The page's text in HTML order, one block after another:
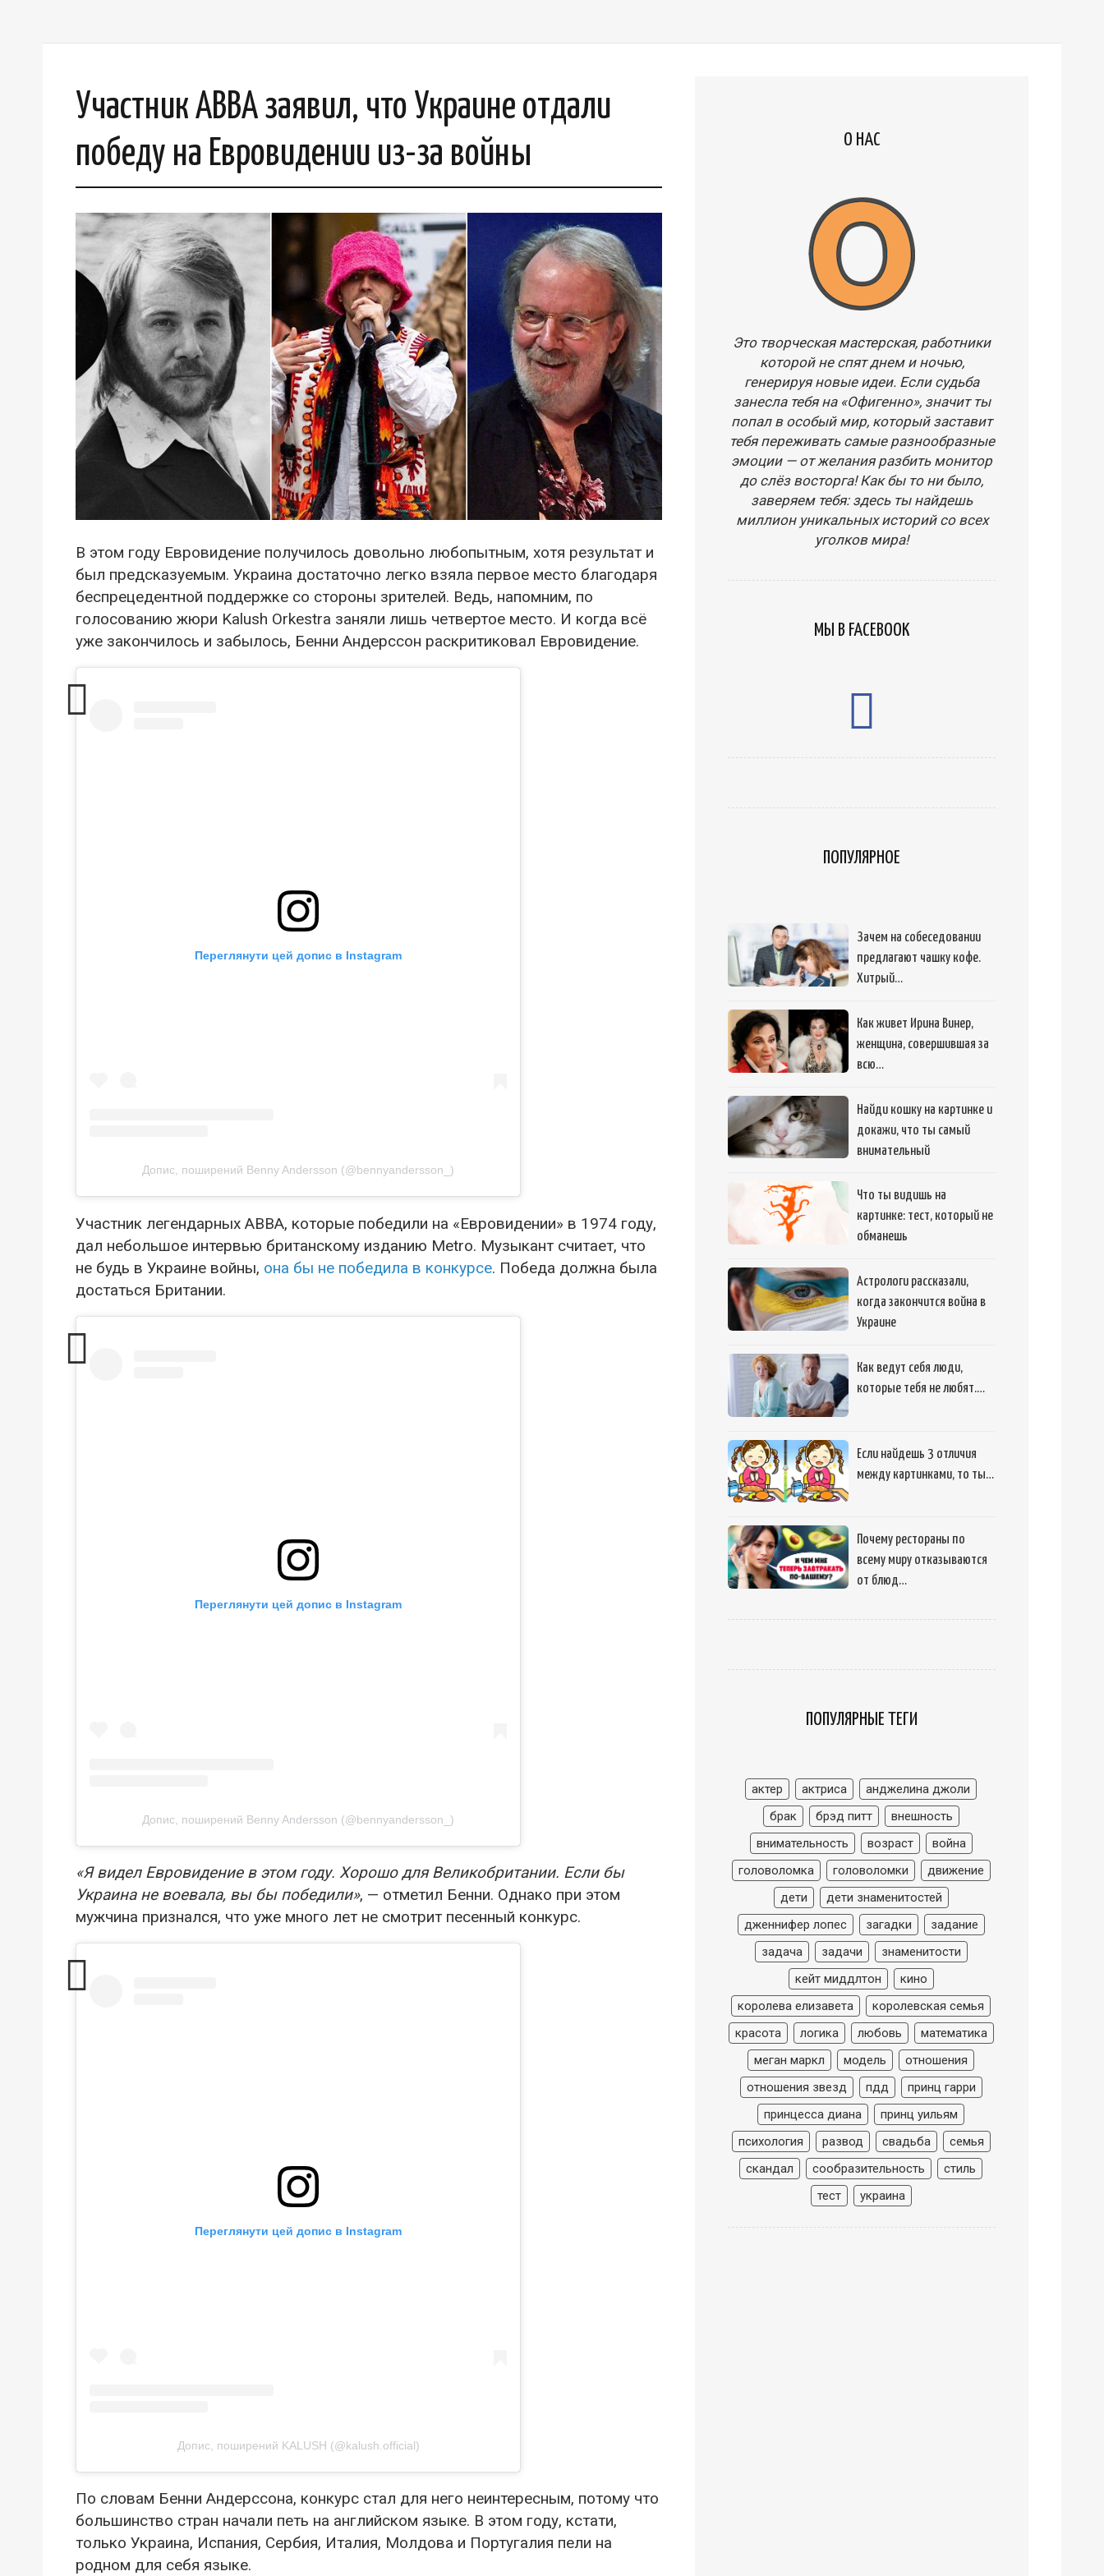
Участник ABBA заявил, что Украине отдали
победу на Евровидении из-за войны
В этом году Евровидение получилось довольно любопытным, хотя результат и
был предсказуемым. Украина достаточно легко взяла первое место благодаря
беспрецедентной поддержке со стороны зрителей. Ведь, напомним, по
голосованию жюри Kalush Orkestra заняли лишь четвертое место. И когда всё
уже закончилось и забылось, Бенни Андерссон раскритиковал Евровидение.
Переглянути цей допис в Instagram
Допис, поширений Benny Andersson (@bennyandersson_)
Участник легендарных ABBA, которые победили на «Евровидении» в 1974 году,
дал небольшое интервью британскому изданию Metro. Музыкант считает, что
не будь в Украине войны, она бы не победила в конкурсе. Победа должна была
достаться Британии.
Переглянути цей допис в Instagram
Допис, поширений Benny Andersson (@bennyandersson_)
«Я видел Евровидение в этом году. Хорошо для Великобритании. Если бы
Украина не воевала, вы бы победили», — отметил Бенни. Однако при этом
мужчина признался, что уже много лет не смотрит песенный конкурс.
Переглянути цей допис в Instagram
Допис, поширений KALUSH (@kalush.official)
По словам Бенни Андерссона, конкурс стал для него неинтересным, потому что
большинство стран начали петь на английском языке. В этом году, кстати,
только Украина, Испания, Сербия, Италия, Молдова и Португалия пели на
родном для себя языке.
О НАС
Это творческая мастерская, работники
которой не спят днем и ночью,
генерируя новые идеи. Если судьба
занесла тебя на «Офигенно», значит ты
попал в особый мир, который заставит
тебя переживать самые разнообразные
эмоции — от желания разбить монитор
до слёз восторга! Как бы то ни было,
заверяем тебя: здесь ты найдешь
миллион уникальных историй со всех
уголков мира!
МЫ В FACEBOOK
ПОПУЛЯРНОЕ
Зачем на собеседовании
предлагают чашку кофе.
Хитрый…
Как живет Ирина Винер,
женщина, совершившая за
всю…
Найди кошку на картинке и
докажи, что ты самый
внимательный
Что ты видишь на
картинке: тест, который не
обманешь
Астрологи рассказали,
когда закончится война в
Украине
Как ведут себя люди,
которые тебя не любят.…
Если найдешь 3 отличия
между картинками, то ты…
Почему рестораны по
всему миру отказываются
от блюд…
ПОПУЛЯРНЫЕ ТЕГИ
актер актриса
анджелина джоли
брак
брэд питт
внешность
внимательность
возраст
война
головоломка
головоломки
движение
дети
дети знаменитостей
дженнифер лопес
загадки
задание
задача
задачи
знаменитости
кейт миддлтон
кино
королева елизавета
королевская семья
красота
логика любовь
математика
меган маркл
модель
отношения
отношения звезд
пдд
принц гарри
принцесса диана
принц уильям
психология
развод свадьба
семья
скандал
сообразительность
стиль
тест
украина